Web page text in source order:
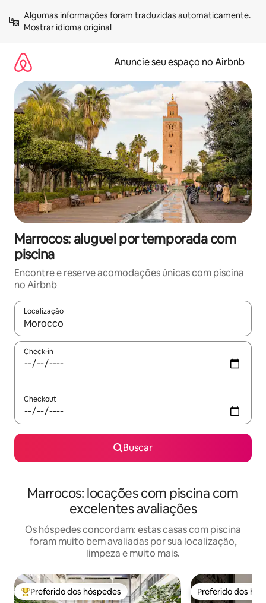
para
Mostrar idioma original
Anuncie seu espaço no Airbnb
Marrocos: aluguel por temporada com
piscina
Encontre e reserve acomodações únicas com piscina
no Airbnb
Localização
Quando os resultados estiverem disponíveis, explore-os
Check-in
Checkout
Buscar
Marrocos: locações com piscina com
excelentes avaliações
Os hóspedes concordam: estas casas com piscina
foram muito bem avaliadas por sua localização,
limpeza e muito mais.
Entre os melhores preferidos dos hóspedes
Preferido dos hóspedes Preferido dos
Preferido dos